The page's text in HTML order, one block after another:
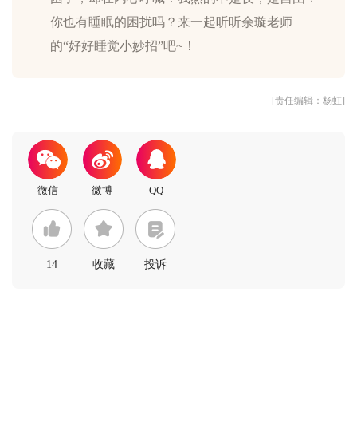
你也有睡眠的困扰吗？来一起听听余璇老师
[责任编辑：杨虹]
14 收藏 投诉